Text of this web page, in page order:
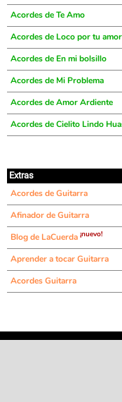
Acordes de Te Amo
Acordes de Loco por tu amor
Acordes de En mi bolsillo
Acordes de Mi Problema
Acordes de Amor Ardiente
Acordes de Cielito Lindo
Extras
Acordes de Guitarra
Afinador de Guitarra
Blog de LaCuerda ¡nuevo!
Aprender a tocar Guitarra
Acordes Guitarra